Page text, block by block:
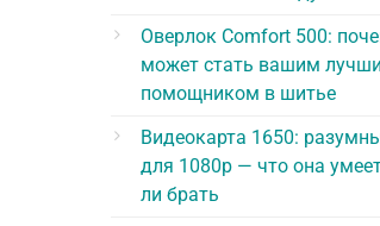
Оверлок Comfort 500:
может стать вашим
помощником в шитье
Видеокарта 1650:
для 1080p — что она
ли брать